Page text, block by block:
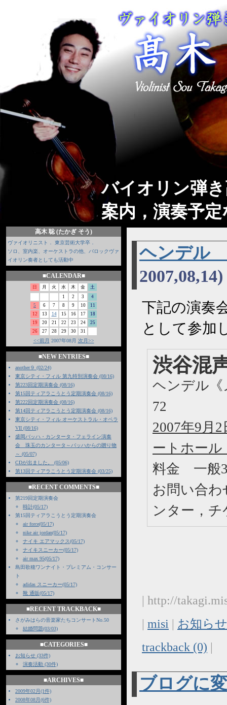
バイオリン弾
案内，演奏予
高木 聡 (たかぎ そう)
ヴァイオリニスト． 東京芸術大学卒．
ソロ、室内楽、オーケストラの他、バロックヴァ
イオリン奏者としても活動中
■CALENDAR■
日 月 火 水 木 金
土
1
2 3
4
5
6 7 8 9 10
11
12
13 14 15 16 17
18
19
20 21 22 23 24
25
26
27 28 29 30 31
<<前月 2007年08月 次月>>
■NEW ENTRIES■
another９ (02/24)
東京シティ・フィル 第九特別演奏会 (08/16)
第223回定期演奏会 (08/16)
第15回ティアラこうとう定期演奏会 (08/16)
第222回定期演奏会 (08/16)
第14回ティアラこうとう定期演奏会 (08/16)
東京シティ・フィル オーケストラル・オペラ
VII (08/16)
盛岡バッハ・カンタータ・フェライン演奏
会 珠玉のカンタータ～バッハからの贈り物
～ (05/07)
CDが出ました。 (05/06)
第13回ティアラこうとう定期演奏会 (03/25)
■RECENT COMMENTS■
第219回定期演奏会
時計(05/17)
第15回ティアラこうとう定期演奏会
air force(05/17)
nike air jordan(05/17)
ナイキ エアマックス(05/17)
ナイキスニーカー(05/17)
air max 95(05/17)
島田歌穂ワンナイト・プレミアム・コンサー
ト
adidas スニーカー(05/17)
靴 通販(05/17)
■RECENT TRACKBACK■
さがみはらの音楽家たちコンサートNo.50
結婚問題(03/03)
■CATEGORIES■
お知らせ (33件)
演奏活動 (30件)
■ARCHIVES■
2009年02月(1件)
2008年08月(6件)
ヘンデル
2007,08,14)
下記の演奏
として参加
渋谷混
ヘンデル
72
2007年9月
ートホー
料金 一般
お問い合
ンター，
| http://
| misi | お知ら
trackback (0) |
ブログに